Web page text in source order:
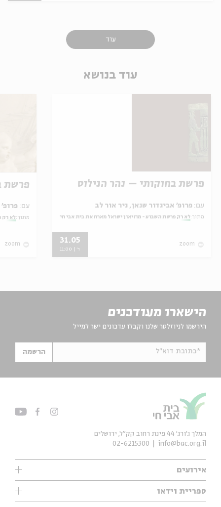
עוד
עוד בנושא
פרשת בחוקותי – נהר הנילוס
עם:
מתוך: לא רק פרשת השבוע - מוזיאון ישראל מארח את בית אבי חי
zoom
31.05
ו' | 11:00
פרשת
עם:
מתוך: לא רק
zoom
הישארו מעודכנים
הירשמו לניוזלטר שלנו וקבלו עדכונים ישר למייל
*כתובת דוא"ל הרשמה
אירועים
עיון
אנגלית
ספריית וידאו
ילדים
המלך ג'ורג' 44 פינת רחוב קק״ל, ירושלים
info@bac.org.il
02-6215300